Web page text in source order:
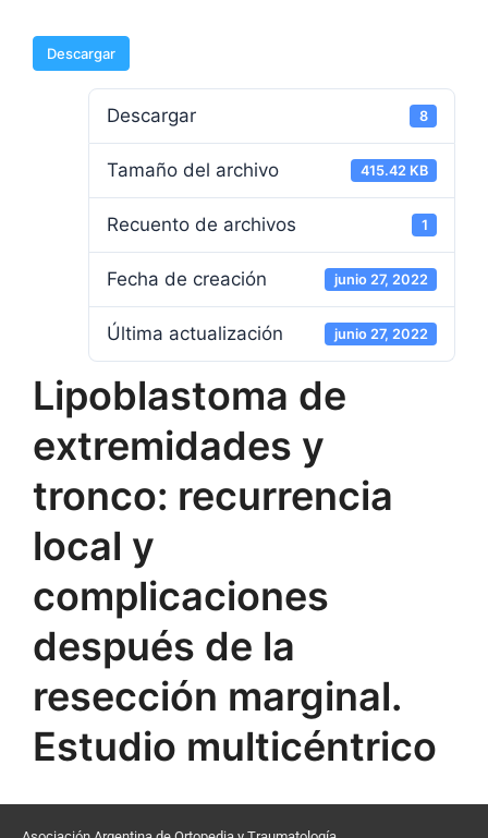
Descargar
Descargar 8
Tamaño del archivo 415.42 KB
Recuento de archivos 1
Fecha de creación junio 27, 2022
Última actualización junio 27, 2022
Lipoblastoma de
extremidades y
tronco: recurrencia
local y
complicaciones
después de la
resección marginal.
Estudio multicéntrico